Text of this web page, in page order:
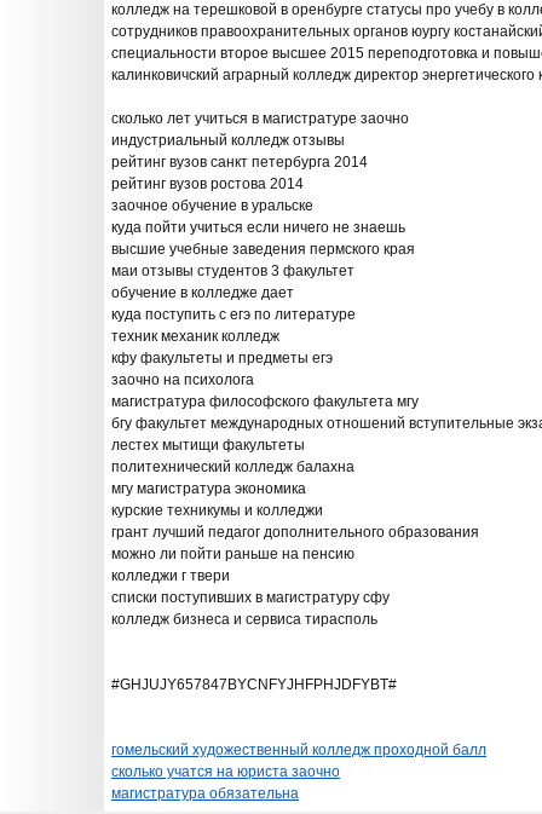
колледж на терешковой в оренбурге статусы про учебу в
сотрудников правоохранительных органов юургу
специальности второе высшее 2015 переподготовка и
калинковичский аграрный колледж директор энергетического
сколько лет учиться в магистратуре заочно
индустриальный колледж отзывы
рейтинг вузов санкт петербурга 2014
рейтинг вузов ростова 2014
заочное обучение в уральске
куда пойти учиться если ничего не знаешь
высшие учебные заведения пермского края
маи отзывы студентов 3 факультет
обучение в колледже дает
куда поступить с егэ по литературе
техник механик колледж
кфу факультеты и предметы егэ
заочно на психолога
магистратура философского факультета мгу
бгу факультет международных отношений вступительные
лестех мытищи факультеты
политехнический колледж балахна
мгу магистратура экономика
курские техникумы и колледжи
грант лучший педагог дополнительного образования
можно ли пойти раньше на пенсию
колледжи г твери
списки поступивших в магистратуру сфу
колледж бизнеса и сервиса тирасполь
#GHJUJY657847BYCNFYJHFPHJDFYBT#
гомельский художественный колледж проходной балл
сколько учатся на юриста заочно
магистратура обязательна